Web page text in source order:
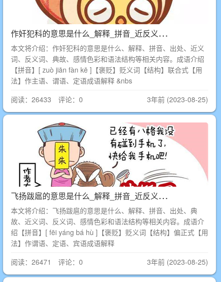
作
奸犯科的意思是什么_解释_拼音_近反义词_出处
本文将介绍：作奸犯科的意思是什么、解释、拼音、出处、近义
词、反义词、典故、感情色彩和语法结构等相关内容。成语介绍
【拼音】[ zuò jiān fàn kē ]【褒贬】贬义词【结构】联合式【用
法】作主语、谓语、定语成语解释 &nbs
阅读：26433 评论：0
3年前 (2023-08-25)
飞
扬跋扈的意思是什么_解释_拼音_近反义词_出处
本文将介绍：飞扬跋扈的意思是什么、解释、拼音、出处、典
故、近义词、反义词、感情色彩和语法结构等相关内容。成语介
绍【拼音】[ fēi yáng bá hù ]【褒贬】贬义词【结构】偏正式【用
法】作谓语、定语、宾语成语解释
阅读：26471 评论：0
3年前 (2023-08-25)